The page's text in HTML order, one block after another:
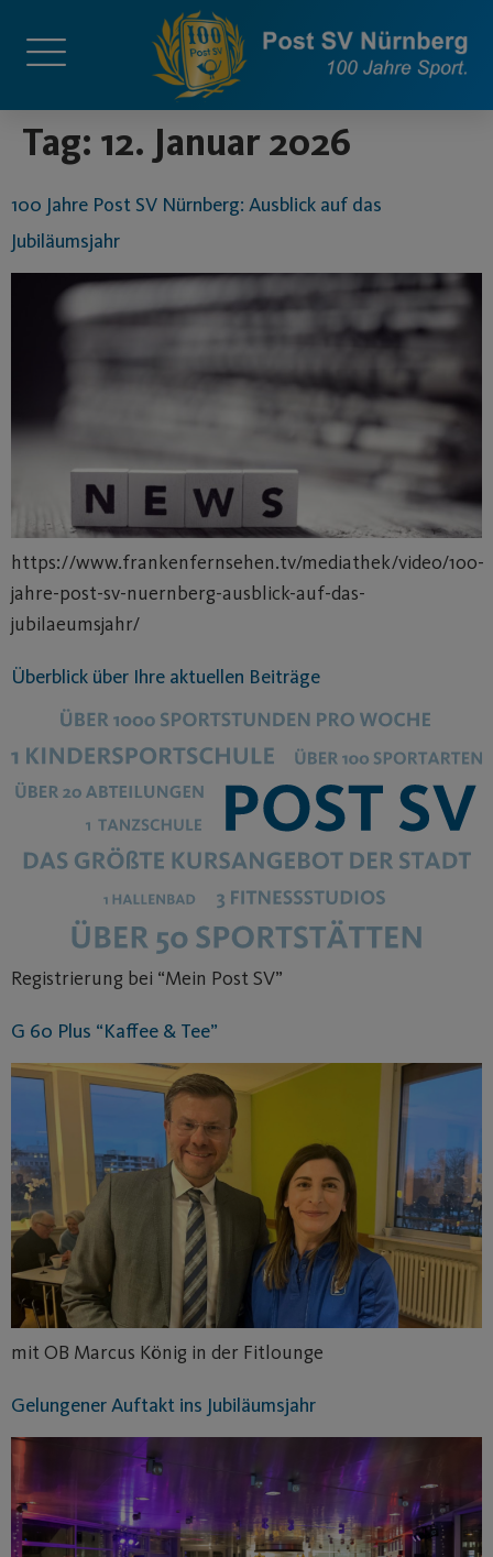
Tag: 12. Januar 2026
100 Jahre Post SV Nürnberg: Ausblick auf das
Jubiläumsjahr
https://www.frankenfernsehen.tv/mediathek/video/100-
jahre-post-sv-nuernberg-ausblick-auf-das-
jubilaeumsjahr/
Überblick über Ihre aktuellen Beiträge
Registrierung bei “Mein Post SV”
G 60 Plus “Kaffee & Tee”
mit OB Marcus König in der Fitlounge
Gelungener Auftakt ins Jubiläumsjahr